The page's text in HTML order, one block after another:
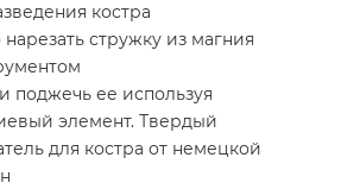
костра
стружку из магния
поджечь ее используя
элемент. Твердый
для костра от немецкой